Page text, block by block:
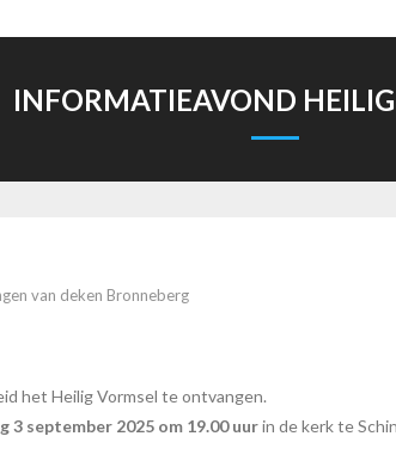
INFORMATIEAVOND
van deken Bronneberg
het Heilig Vormsel te ontvangen.
3 september 2025 om 19.00 uurin de kerk te